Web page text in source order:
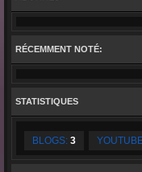
RÉCEMMENT NOTÉ:
STATISTIQUES
BLOGS: 3